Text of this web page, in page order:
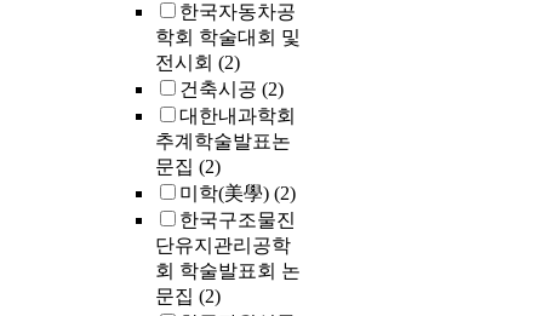
한국자동차공
학회 학술대회 및
전시회 (2)
건축시공 (2)
대한내과학회
추계학술발표논
문집 (2)
미학(美學) (2)
한국구조물진
단유지관리공학
회 학술발표회 논
문집 (2)